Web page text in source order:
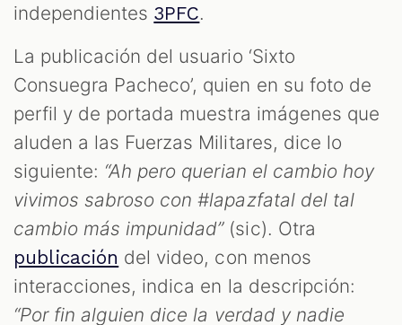
independientes 3PFC.
La publicación del usuario ‘Sixto
Consuegra Pacheco’, quien en su foto de
perfil y de portada muestra imágenes que
aluden a las Fuerzas Militares, dice lo
siguiente: “Ah pero querian el cambio hoy
vivimos sabroso con #lapazfatal del tal
cambio más impunidad”(sic). Otra
publicación del video, con menos
interacciones, indica en la descripción:
“Por fin alguien dice la verdad y nadie